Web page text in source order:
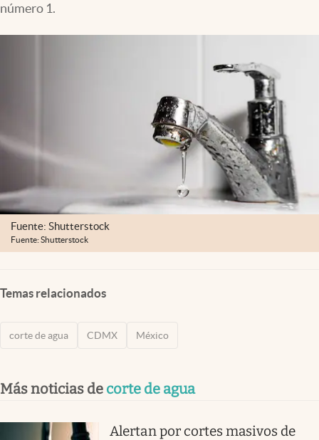
número 1.
Fuente: Shutterstock
Fuente: Shutterstock
Temas relacionados
corte de agua CDMX México
Más noticias de corte de agua
Alertan por cortes masivos de